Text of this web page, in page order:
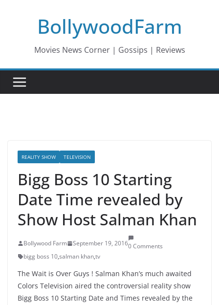
BollywoodFarm
Movies News Corner | Gossips | Reviews
REALITY SHOW TELEVISION
Bigg Boss 10 Starting
Date Time revealed by
Show Host Salman Khan
Bollywood Farm September 19, 20160 Comments
bigg boss 10,salman khan,tv
The Wait is Over Guys ! Salman Khan’s much awaited
Colors Television aired the controversial reality show
Bigg Boss 10 Starting Date and Times revealed by the